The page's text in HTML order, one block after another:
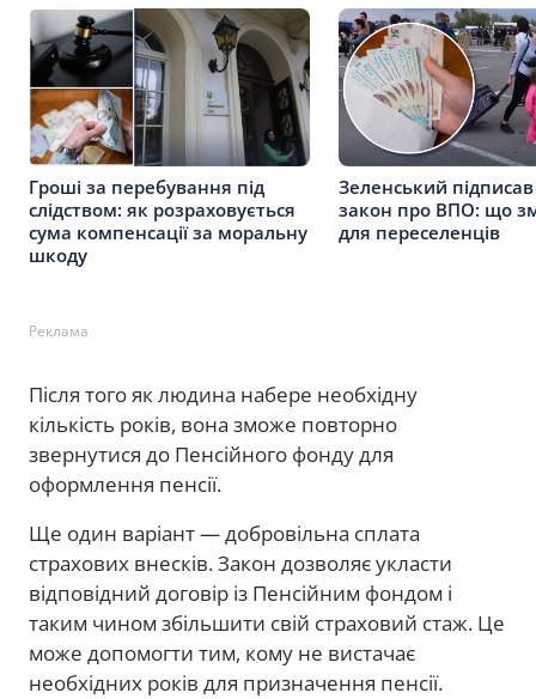
Гроші за перебування під
слідством: як розраховується
сума компенсації за моральну
шкоду
Зеленський
закон про ВПО: що
для переселенців
Реклама
Після того як людина набере необхідну
кількість років, вона зможе повторно
звернутися до Пенсійного фонду для
оформлення пенсії.
Ще один варіант — добровільна сплата
страхових внесків. Закон дозволяє укласти
відповідний договір із Пенсійним фондом і
таким чином збільшити свій страховий стаж. Це
може допомогти тим, кому не вистачає
необхідних років для призначення пенсії.